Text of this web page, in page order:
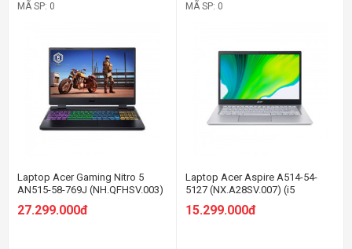
MÃ SP: 0
Laptop Acer Gaming Nitro 5
AN515-58-769J (NH.QFHSV.003)
SSD/RTX3050 4G/15.6 inch FHD
27.299.000đ
MÃ SP: 0
Laptop Acer Aspire A514-54-
5127 (NX.A28SV.007) (i5
SSD/14.0 inch FHD/Win11/Bạc)
15.299.000đ